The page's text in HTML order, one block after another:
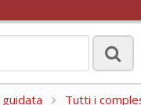
guidata
Tutti i